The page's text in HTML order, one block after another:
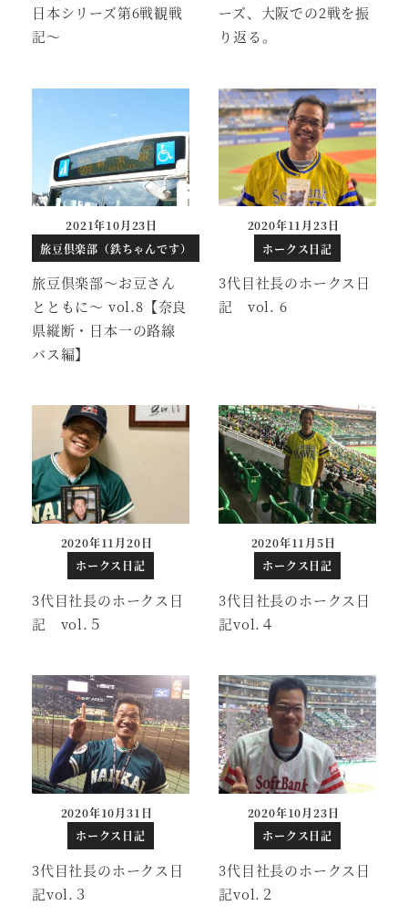
日本シリーズ第6戦観戦
記～
ーズ、大阪での2戦を振
り返る。
旅豆倶楽部～お豆さん
とともに～ vol.8【奈良
県縦断・日本一の路線
バス編】
投稿日
2021年10月23日
旅豆倶楽部（鉄ちゃんです）
3代目社長のホークス日
記 vol. 6
投稿日
2020年11月23日
ホークス日記
3代目社長のホークス日
記 vol.５
投稿日
2020年11月20日
ホークス日記
3代目社長のホークス日
記vol.４
投稿日
2020年11月5日
ホークス日記
3代目社長のホークス日
記vol.３
投稿日
2020年10月31日
ホークス日記
3代目社長のホークス日
記vol.２
投稿日
2020年10月23日
ホークス日記